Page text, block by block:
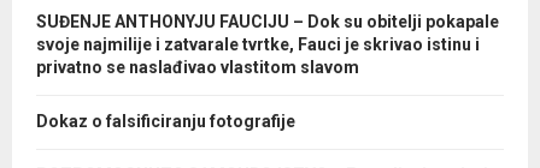
SUĐENJE ANTHONYJU FAUCIJU – Dok su obitelji pokapale
svoje najmilije i zatvarale tvrtke, Fauci je skrivao istinu i
privatno se naslađivao vlastitom slavom
Dokaz o falsificiranju fotografije